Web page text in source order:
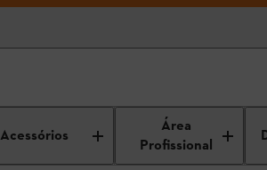
Acessórios
Área
Profissional